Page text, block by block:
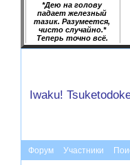
*Дею на голову
падает железный
тазик. Разумеется,
чисто случайно.*
Теперь точно всё.
Iwaku!
Форум Участники